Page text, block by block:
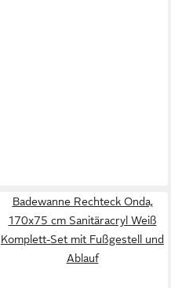
Badewanne Rechteck Onda,
170x75 cm Sanitäracryl Weiß
Komplett-Set mit Fußgestell und
Ablauf